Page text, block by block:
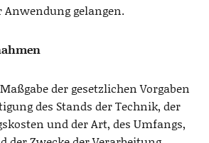
gelangen.
der gesetzlichen Vorgaben
des Stands der Technik, der
und der Art, des Umfangs,